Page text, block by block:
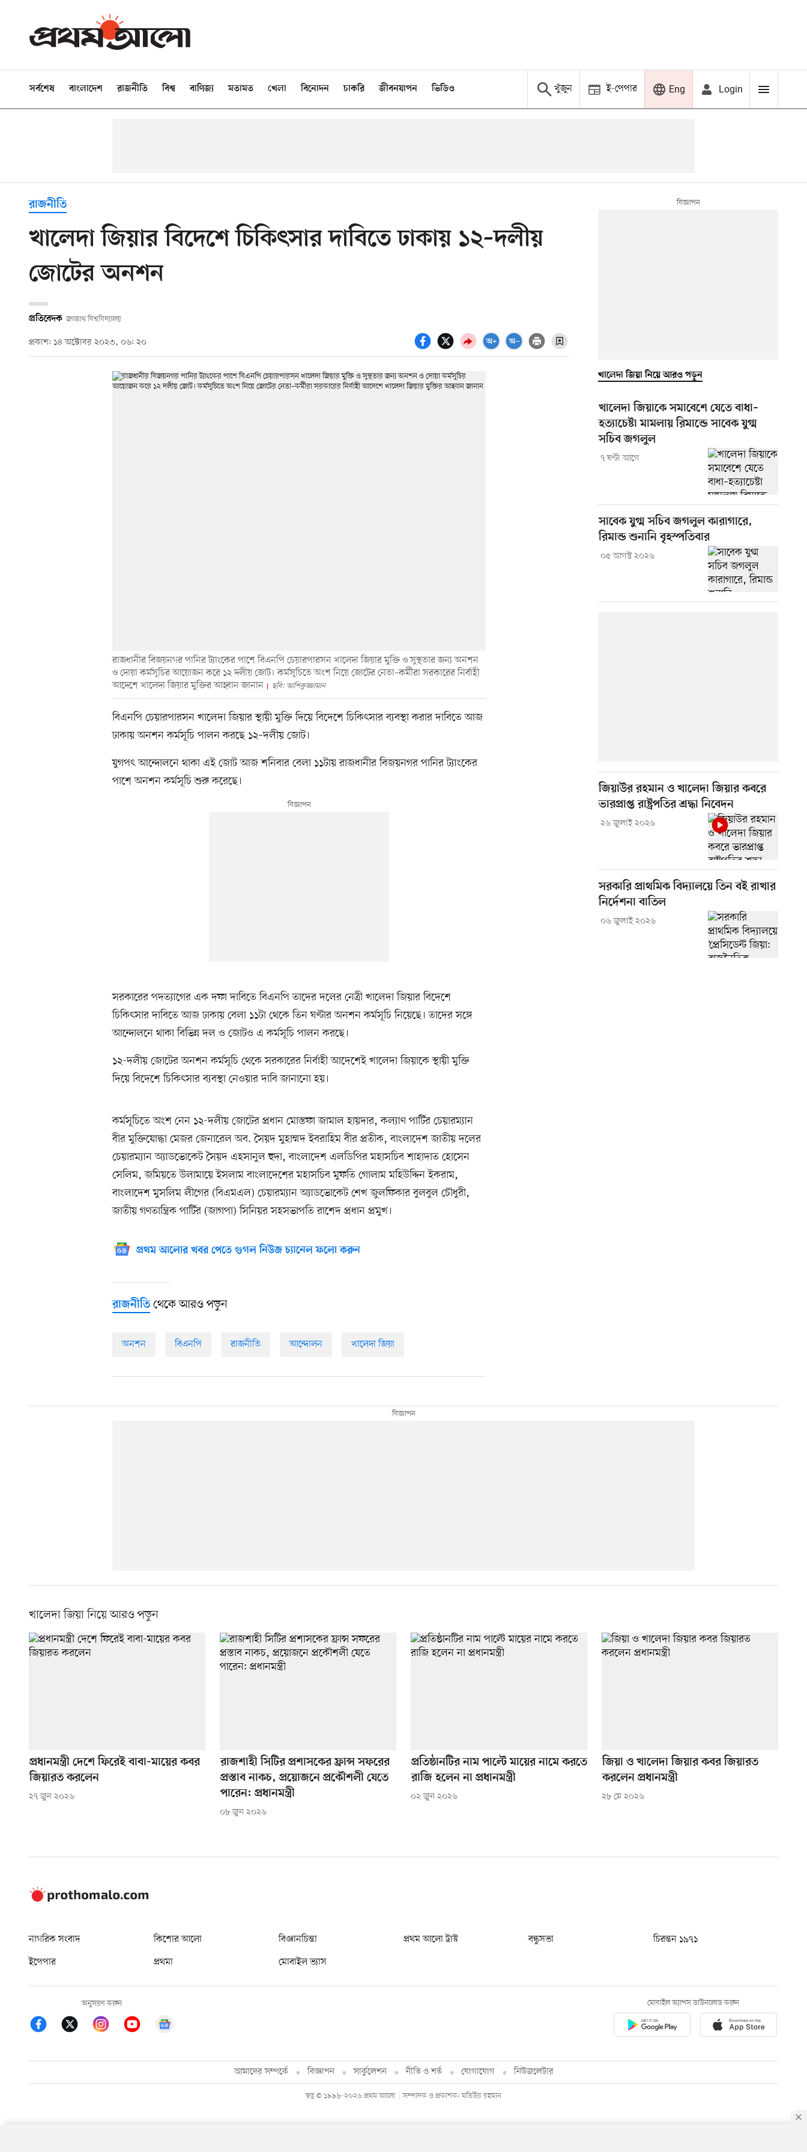
সর্বশেষ বাংলাদেশ রাজনীতি বিশ্ব বাণিজ্য মতামত খেলা বিনোদন চাকরি জীবনযাপন ভিডিও খুঁজুন ই-পেপার Eng Login
রাজনীতি
খালেদা জিয়ার বিদেশে চিকিৎসার দাবিতে ঢাকায় ১২–দলীয়
জোটের অনশন
প্রতিবেদক জগন্নাথ বিশ্ববিদ্যালয়
প্রকাশ: ১৪ অক্টোবর ২০২৩, ০৬: ২০
রাজধানীর বিজয়নগর পানির ট্যাংকের পাশে বিএনপি চেয়ারপারসন খালেদা জিয়ার মুক্তি ও সুস্থতার জন্য অনশন
ও দোয়া কর্মসূচির আয়োজন করে ১২ দলীয় জোট। কর্মসূচিতে অংশ নিয়ে জোটের নেতা–কর্মীরা সরকারের নির্বাহী
আদেশে খালেদা জিয়ার মুক্তির আহ্বান জানান
ছবি: আশিকুজ্জামান
বিএনপি চেয়ারপারসন খালেদা জিয়ার স্থায়ী মুক্তি দিয়ে বিদেশে চিকিৎসার ব্যবস্থা করার দাবিতে আজ
ঢাকায় অনশন কর্মসূচি পালন করছে ১২–দলীয় জোট।
যুগপৎ আন্দোলনে থাকা এই জোট আজ শনিবার বেলা ১১টায় রাজধানীর বিজয়নগর পানির ট্যাংকের
পাশে অনশন কর্মসূচি শুরু করেছে।
সরকারের পদত্যাগের এক দফা দাবিতে বিএনপি তাদের দলের নেত্রী খালেদা জিয়ার বিদেশে
চিকিৎসার দাবিতে আজ ঢাকায় বেলা ১১টা থেকে তিন ঘণ্টার অনশন কর্মসূচি নিয়েছে। তাদের সঙ্গে
আন্দোলনে থাকা বিভিন্ন দল ও জোটও এ কর্মসূচি পালন করছে।
১২-দলীয় জোটের অনশন কর্মসূচি থেকে সরকারের নির্বাহী আদেশেই খালেদা জিয়াকে স্থায়ী মুক্তি
দিয়ে বিদেশে চিকিৎসার ব্যবস্থা নেওয়ার দাবি জানানো হয়।
কর্মসূচিতে অংশ নেন ১২-দলীয় জোটের প্রধান মোস্তফা জামাল হায়দার, কল্যাণ পার্টির চেয়ারম্যান
বীর মুক্তিযোদ্ধা মেজর জেনারেল অব. সৈয়দ মুহাম্মদ ইবরাহিম বীর প্রতীক, বাংলাদেশ জাতীয় দলের
চেয়ারম্যান অ্যাডভোকেট সৈয়দ এহসানুল হুদা, বাংলাদেশ এলডিপির মহাসচিব শাহাদাত হোসেন
সেলিম, জমিয়তে উলামায়ে ইসলাম বাংলাদেশের মহাসচিব মুফতি গোলাম মহিউদ্দিন ইকরাম,
বাংলাদেশ মুসলিম লীগের (বিএমএল) চেয়ারম্যান অ্যাডভোকেট শেখ জুলফিকার বুলবুল চৌধুরী,
জাতীয় গণতান্ত্রিক পার্টির (জাগপা) সিনিয়র সহসভাপতি রাশেদ প্রধান প্রমুখ।
প্রথম আলোর খবর পেতে গুগল নিউজ চ্যানেল ফলো করুন
রাজনীতি থেকে আরও পড়ুন
অনশন বিএনপি রাজনীতি আন্দোলন খালেদা জিয়া
খালেদা জিয়া নিয়ে আরও পড়ুন
খালেদা জিয়াকে সমাবেশে যেতে বাধা–
হত্যাচেষ্টা মামলায় রিমান্ডে সাবেক যুগ্ম
সচিব জগলুল
৭ ঘণ্টা আগে
সাবেক যুগ্ম সচিব জগলুল কারাগারে,
রিমান্ড শুনানি বৃহস্পতিবার
০৫ আগস্ট ২০২৬
জিয়াউর রহমান ও খালেদা জিয়ার কবরে
ভারপ্রাপ্ত রাষ্ট্রপতির শ্রদ্ধা নিবেদন
২৬ জুলাই ২০২৬
সরকারি প্রাথমিক বিদ্যালয়ে তিন বই রাখার
নির্দেশনা বাতিল
০৬ জুলাই ২০২৬
খালেদা জিয়া নিয়ে আরও পড়ুন
প্রধানমন্ত্রী দেশে ফিরেই বাবা-মায়ের কবর
জিয়ারত করলেন
২৭ জুন ২০২৬
রাজশাহী সিটির প্রশাসকের ফ্রান্স সফরের
প্রস্তাব নাকচ, প্রয়োজনে প্রকৌশলী যেতে
পারেন: প্রধানমন্ত্রী
০৮ জুন ২০২৬
প্রতিষ্ঠানটির নাম পাল্টে মায়ের নামে করতে
রাজি হলেন না প্রধানমন্ত্রী
০২ জুন ২০২৬
জিয়া ও খালেদা জিয়ার কবর জিয়ারত
করলেন প্রধানমন্ত্রী
২৮ মে ২০২৬
নাগরিক সংবাদ কিশোর আলো বিজ্ঞানচিন্তা প্রথম আলো ট্রাস্ট বন্ধুসভা
চিরন্তন ১৯৭১
ইপেপার
প্রথমা মোবাইল ভ্যাস
অনুসরণ করুন মোবাইল অ্যাপস ডাউনলোড করুন
আমাদের সম্পর্কে বিজ্ঞাপন সার্কুলেশন নীতি ও শর্ত যোগাযোগ নিউজলেটার
স্বত্ব © ১৯৯৮-২০২৬ প্রথম আলো সম্পাদক ও প্রকাশক: মতিউর রহমান